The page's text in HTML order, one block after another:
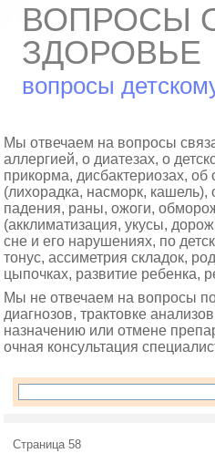
ВОПРОСЫ
ЗДОРОВЬЕ
вопросы
Мы отвечаем на вопросы
аллергией, о диатезах, о
прикорма, дисбактериозах,
(лихорадка, насморк,
падения, раны, ожоги,
(акклиматизация, укусы,
сне и его нарушениях, по
тонус, ассиметрия складок,
цыпочках, развитие ребенка,
Мы не отвечаем на вопросы
диагнозов, трактовке
назначению или отмене
очная консультация
Страница 58